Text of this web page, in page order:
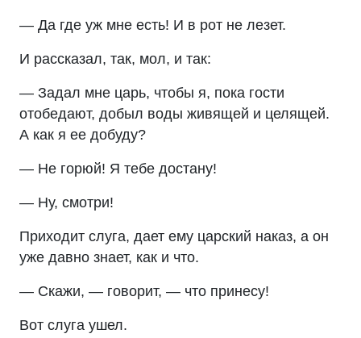
— Да где уж мне есть! И в рот не лезет.
И рассказал, так, мол, и так:
— Задал мне царь, чтобы я, пока гости
отобедают, добыл воды живящей и целящей.
А как я ее добуду?
— Не горюй! Я тебе достану!
— Ну, смотри!
Приходит слуга, дает ему царский наказ, а он
уже давно знает, как и что.
— Скажи, — говорит, — что принесу!
Вот слуга ушел.